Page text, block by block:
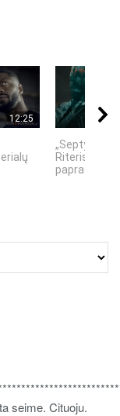
12:25
„Septynių
Riteris" – kai
seime. Cituoju.